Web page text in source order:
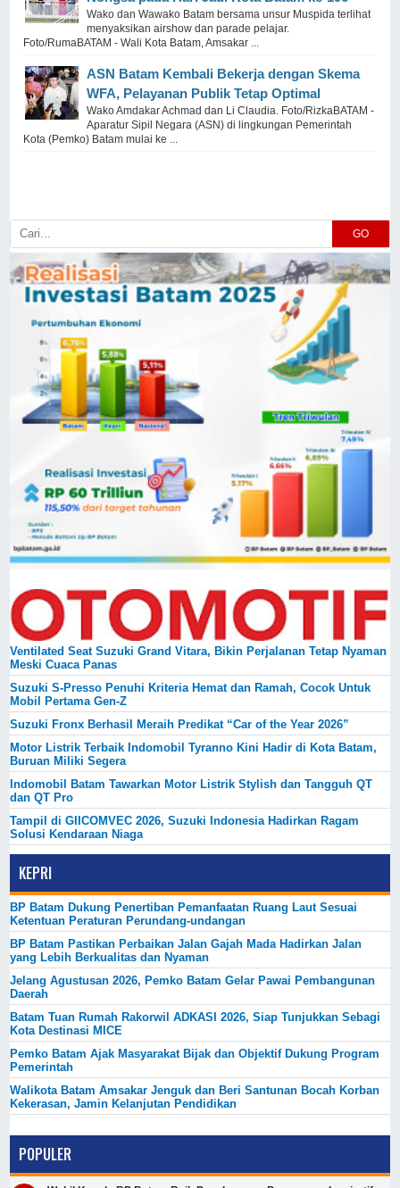
Wako dan Wawako Batam bersama unsur Muspida terlihat
menyaksikan airshow dan parade pelajar.
Foto/RumaBATAM - Wali Kota Batam, Amsakar ...
ASN Batam Kembali Bekerja dengan Skema
WFA, Pelayanan Publik Tetap Optimal
Wako Amdakar Achmad dan Li Claudia. Foto/RizkaBATAM -
Aparatur Sipil Negara (ASN) di lingkungan Pemerintah
Kota (Pemko) Batam mulai ke ...
GO
Ventilated Seat Suzuki Grand Vitara, Bikin Perjalanan Tetap Nyaman
Meski Cuaca Panas
Suzuki S-Presso Penuhi Kriteria Hemat dan Ramah, Cocok Untuk
Mobil Pertama Gen-Z
Suzuki Fronx Berhasil Meraih Predikat “Car of the Year 2026”
Motor Listrik Terbaik Indomobil Tyranno Kini Hadir di Kota Batam,
Buruan Miliki Segera
Indomobil Batam Tawarkan Motor Listrik Stylish dan Tangguh QT
dan QT Pro
Tampil di GIICOMVEC 2026, Suzuki Indonesia Hadirkan Ragam
Solusi Kendaraan Niaga
KEPRI
BP Batam Dukung Penertiban Pemanfaatan Ruang Laut Sesuai
Ketentuan Peraturan Perundang-undangan
BP Batam Pastikan Perbaikan Jalan Gajah Mada Hadirkan Jalan
yang Lebih Berkualitas dan Nyaman
Jelang Agustusan 2026, Pemko Batam Gelar Pawai Pembangunan
Daerah
Batam Tuan Rumah Rakorwil ADKASI 2026, Siap Tunjukkan Sebagi
Kota Destinasi MICE
Pemko Batam Ajak Masyarakat Bijak dan Objektif Dukung Program
Pemerintah
Walikota Batam Amsakar Jenguk dan Beri Santunan Bocah Korban
Kekerasan, Jamin Kelanjutan Pendidikan
POPULER